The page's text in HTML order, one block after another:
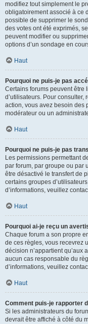
modifiez tout simplement le
obligatoirement associé à ce
possible de supprimer le
des votes ont été exprimés,
peuvent modifier ou
options d’un sondage en
Haut
Pourquoi ne puis-je pas
Certains forums peuvent être
d’utilisateurs. Pour consulter,
action, vous avez besoin des
modérateur ou un
Haut
Pourquoi ne puis-je pas
Les permissions permettant
par forum, par groupe ou par
être désactivé le transfert de
certains groupes
d’informations, veuillez
Haut
Pourquoi ai-je reçu un
Chaque forum a son propre
de ces règles, vous recevrez
décision n’appartient qu’aux
aucun cas responsable du
d’informations, veuillez
Haut
Comment puis-je rapporter
Si les administrateurs du
devrait être affiché à côté du